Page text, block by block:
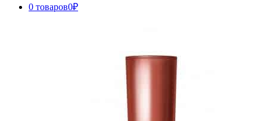
0 товаров0₽